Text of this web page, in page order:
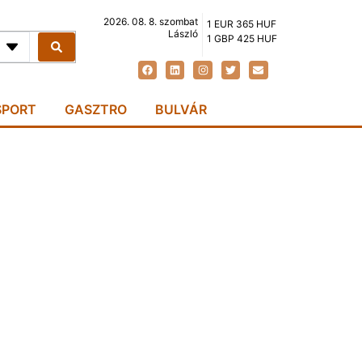
2026. 08. 8. szombat
László
1 EUR 365 HUF
1 GBP 425 HUF
GASZTRO BULVÁR